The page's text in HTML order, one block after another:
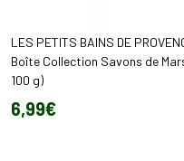
LES PETITS BAINS DE
Boîte Collection Savons de
100 g)
6,99€